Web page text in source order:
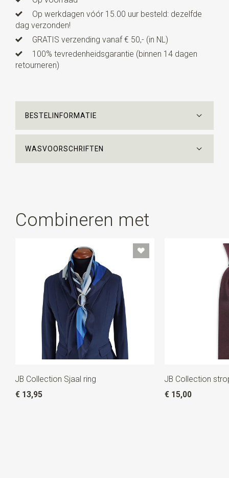
Op werkdagen vóór 15.00 uur besteld: dezelfde
dag verzonden!
GRATIS verzending vanaf € 50,- (in NL)
100% tevredenheidsgarantie (binnen 14 dagen
retourneren)
BESTELINFORMATIE
WASVOORSCHRIFTEN
Combineren met
JB Collection Sjaal ring
€ 13,95
JB Collection
€ 15,00